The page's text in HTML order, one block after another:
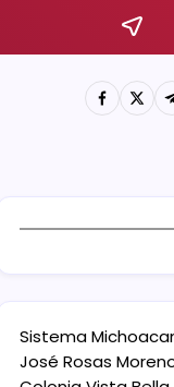
Sistema
José Rosas